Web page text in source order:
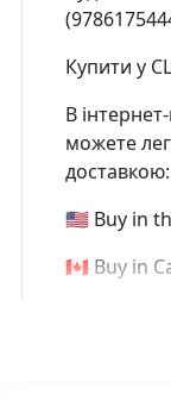
Купити у
В
можете
доставкою:
🇺🇸 Buy in
🇨🇦 Buy in